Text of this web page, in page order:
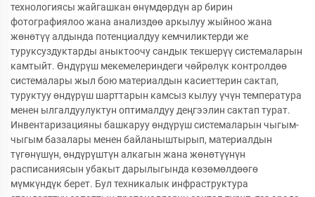
технологиясы жайгашкан өнүмдөрдүн ар бирин
фотографиялоо жана анализдөө аркылуу жыйноо жана
жөнөтүү алдында потенциалдуу кемчиликтерди же
туруксуздуктарды аныктоочу сандык текшерүү системаларын
камтыйт. Өндүрүш мекемелериндеги чөйрөлүк контролдөө
системалары жыл бою материалдын касиеттерин сактап,
туруктуу өндүрүш шарттарын камсыз кылуу үчүн температура
менен ылгалдуулуктун оптималдуу деңгээлин сактап турат.
Инвентаризацияны башкаруу өндүрүш системаларын чыгым-
чыгым базалары менен байланыштырып, материалдын
түгөнүшүн, өндүрүштүн алкагын жана жөнөтүүнүн
расписаниясын убакыт дарылыгында көзөмөлдөөгө
мүмкүндүк берет. Бул техникалык инфраструктура